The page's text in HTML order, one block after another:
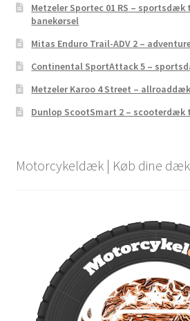
Metzeler Sportec 01 RS –
banekørsel
Mitas Enduro Trail-ADV 2 –
Continental SportAttack 5 –
Metzeler Karoo 4 Street –
Dunlop ScootSmart 2 –
Motorcykeldæk | Køb dine